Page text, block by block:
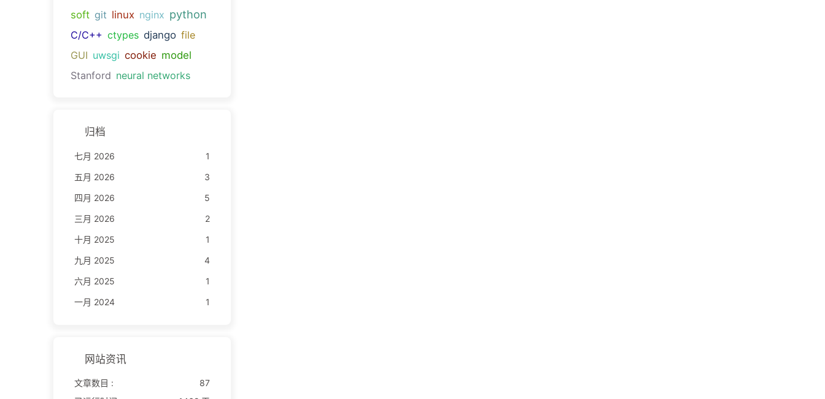
soft git linux nginx python
C/C++ ctypes django file
GUI uwsgi cookie model
Stanford neural networks
归档
七月 2026
1
五月 2026
3
四月 2026
5
三月 2026
2
十月 2025
1
九月 2025
4
六月 2025
1
一月 2024
1
网站资讯
文章数目 :
87